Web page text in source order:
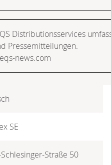
Distributionsservices
Pressemitteilungen.
news.com
SE
Straße 50